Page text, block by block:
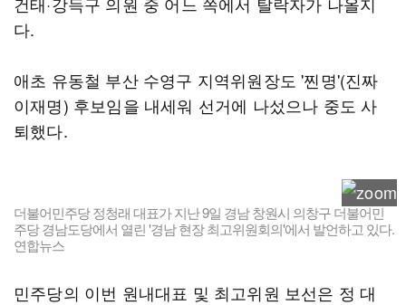
다.
애초 유동철 부산 수영구 지역위원장도 '찐명'(진짜
이재명) 후보임을 내세워 선거에 나섰으나 중도 사
퇴했다.
더불어민주당 정청래 대표가 지난 9일 경남 창원시 의창구 더불어민
주당 경남도당에서 열린 '경남 현장 최고위원회의'에서 발언하고 있다.
연합뉴스
민주당의 이번 원내대표 및 최고위원 보선은 정 대